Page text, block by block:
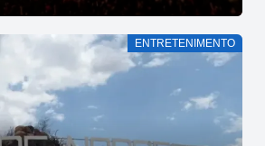
ENTRETENIMENTO